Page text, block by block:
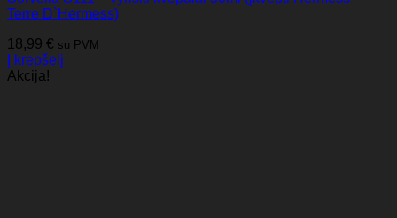
Terre D`Hermess)
18,99 € su PVM
Į krepšelį
Akcija!